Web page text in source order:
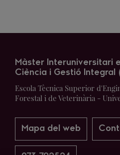
Màster Interuniversitari
Ciència i Gestió Integral
Escola Tècnica Superior
Forestal i de Veterinària -
Mapa del web